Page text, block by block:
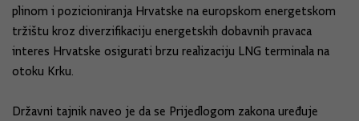
plinom i pozicioniranja Hrvatske na europskom energetskom
tržištu kroz diverzifikaciju energetskih dobavnih pravaca
interes Hrvatske osigurati brzu realizaciju LNG terminala na
otoku Krku.
Državni tajnik naveo je da se Prijedlogom zakona uređuje